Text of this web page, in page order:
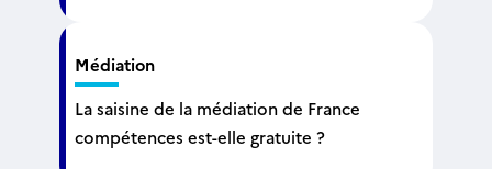
Médiation
La saisine de la médiation de France
compétences est-elle gratuite ?